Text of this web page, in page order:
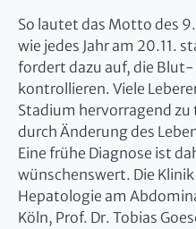
So lautet das Motto des
wie jedes Jahr am 20.11.
fordert dazu auf, die Blut-
kontrollieren. Viele
Stadium hervorragend zu
durch Änderung des
Eine frühe Diagnose ist
wünschenswert. Die
Hepatologie am
Köln, Prof. Dr. Tobias